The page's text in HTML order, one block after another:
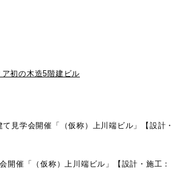
初の木造5階建ビル
見学会開催「（仮称）上川端ビル」【設計・
開催「（仮称）上川端ビル」【設計・施工：